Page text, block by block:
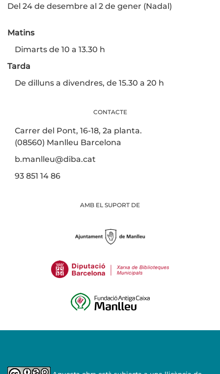
Del 24 de desembre al 2 de gener (Nadal)
Matins
Dimarts de 10 a 13.30 h
Tarda
De dilluns a divendres, de 15.30 a 20 h
CONTACTE
Carrer del Pont, 16-18, 2a planta.
(08560) Manlleu Barcelona
b.manlleu@diba.cat
93 851 14 86
AMB EL SUPORT DE